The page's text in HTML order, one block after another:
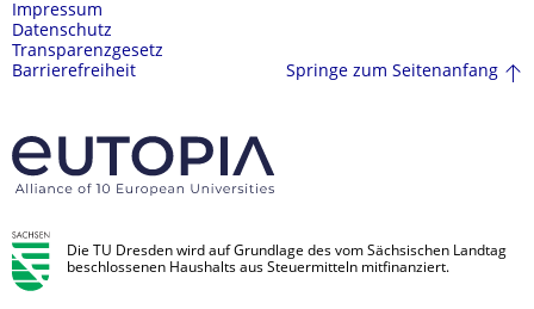
Impressum
Datenschutz
Transparenzgesetz
Barrierefreiheit
Springe zum Seitenanfang
Die TU Dresden wird auf Grundlage des vom Sächsischen Landtag
beschlossenen Haushalts aus Steuermitteln mitfinanziert.